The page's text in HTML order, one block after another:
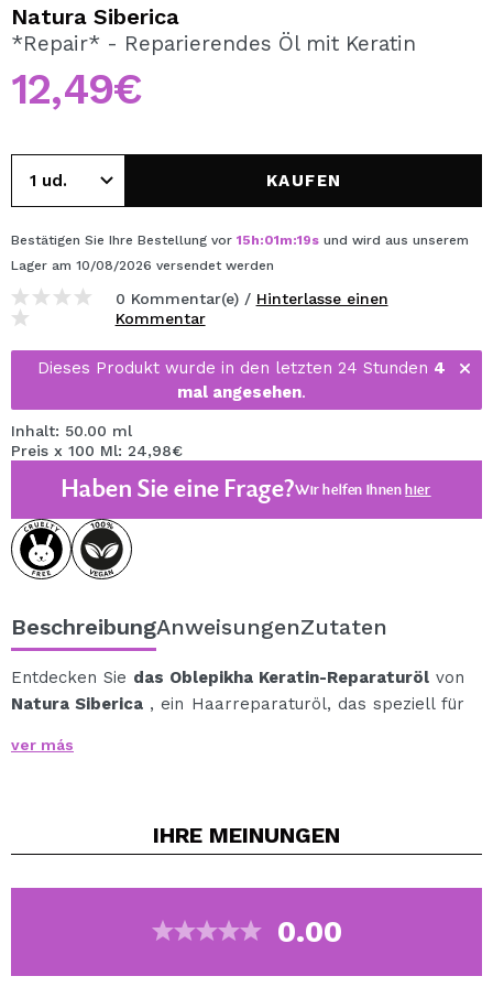
REGISTRIEREN
Durch die Erstellung eines Kontos bei Maquillalia.de
können Sie Ihre Einkäufe schnell tätigen, den Status Ihrer
Natura Siberica
*Repair* - Reparierendes Öl mit Keratin
12,49€
KAUFEN
Bestätigen Sie Ihre Bestellung vor 15h:01m:19s und wird aus unserem
Lager am 10/08/2026 versendet werden
0 Kommentar(e) / Hinterlasse einen
Kommentar
Dieses Produkt wurde in den letzten 24 Stunden 4
mal angesehen.
Inhalt: 50.00 ml
Preis x 100 Ml: 24,98€
Haben Sie eine Frage?Wir helfen Ihnenhier
BeschreibungAnweisungenZutaten
Entdecken Sie das Oblepikha Keratin-Reparaturöl von
Natura Siberica , ein Haarreparaturöl, das speziell für
Haarspitzen entwickelt wurde.
Haarstruktur zu glätten und einen gesunden Glanz zu
Es eignet sich ideal für trockenes, dehydriertes oder
und die Kämmbarkeit des Haares verbessert.
ver más
IHRE MEINUNGEN
0.00